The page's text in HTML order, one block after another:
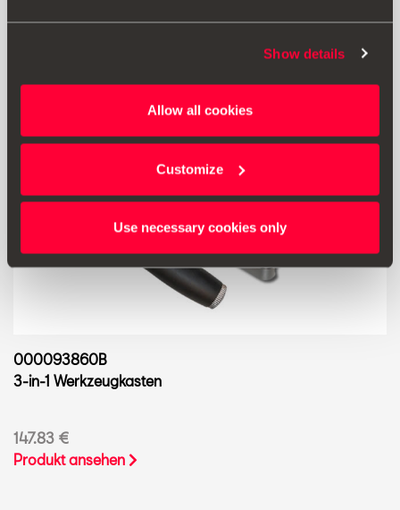
Show details
Allow all cookies
Customize
Use necessary cookies only
000093860B
3-in-1 Werkzeugkasten
147.83 €
Produkt ansehen